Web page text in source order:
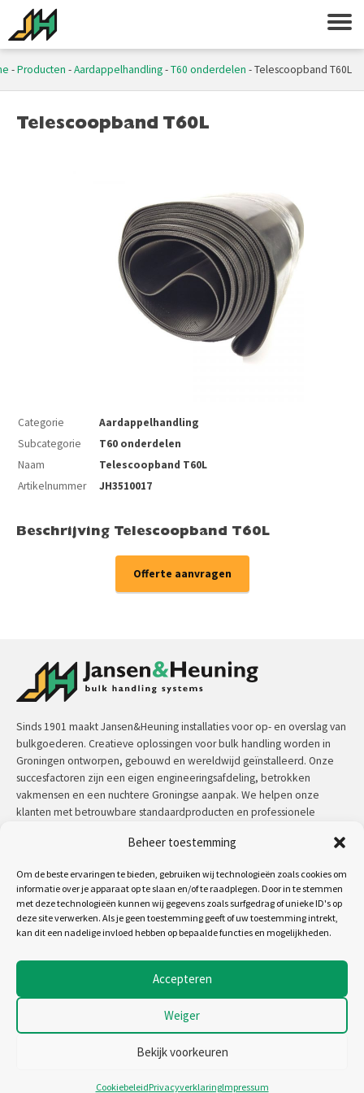
Beheer toestemming
Om de beste ervaringen te bieden, gebruiken wij technologieën zoals cookies om
informatie over je apparaat op te slaan en/of te raadplegen. Door in te stemmen
met deze technologieën kunnen wij gegevens zoals surfgedrag of unieke ID's op
deze site verwerken. Als je geen toestemming geeft of uw toestemming intrekt,
kan dit een nadelige invloed hebben op bepaalde functies en mogelijkheden.
Accepteren
Weiger
Bekijk voorkeuren
CookiebeleidPrivacyverklaringImpressum
-Producten -Aardappelhandling-T60 onderdelen -Telescoopband T60L
Telescoopband T60L
Categorie
Aardappelhandling
Subcategorie
T60 onderdelen
Naam
Telescoopband T60L
Artikelnummer
JH3510017
Beschrijving Telescoopband T60L
Offerte aanvragen
Sinds 1901 maakt Jansen&Heuning installaties voor op- en overslag van
bulkgoederen. Creatieve oplossingen voor bulk handling worden in
Groningen ontworpen, gebouwd en wereldwijd geïnstalleerd. Onze
succesfactoren zijn een eigen engineeringsafdeling, betrokken
vakmensen en een nuchtere Groningse aanpak. We helpen onze
klanten met betrouwbare standaardproducten en professionele
lees meer
Volg ons op:
Copyright 2026 - Jansen&Heuning
Disclaimer
Privacyverklaring